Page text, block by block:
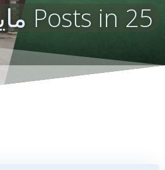
Posts in 25 مايو، 2021